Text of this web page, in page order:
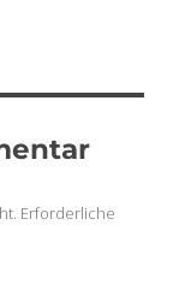
Erforderliche